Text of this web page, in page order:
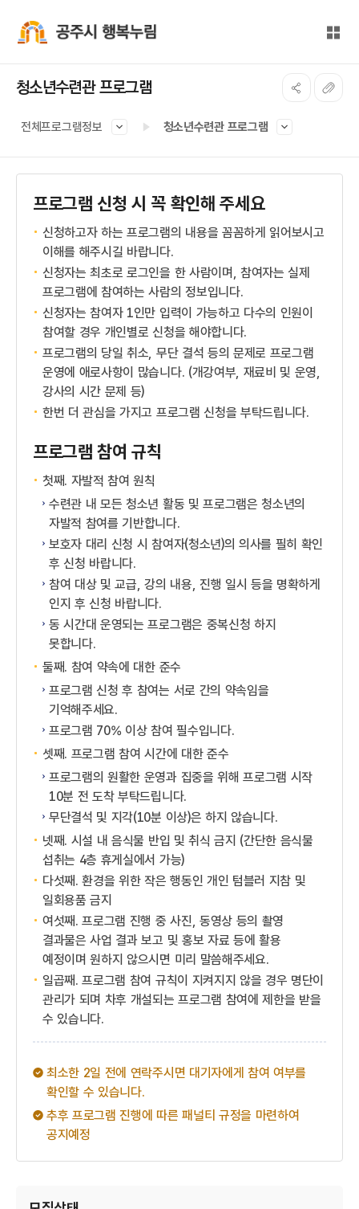
전체
청소년수련관 프로그램
전체프로그램정보 청소년수련관 프로그램
프로그램 신청 시 꼭 확인해 주세요
신청하고자 하는 프로그램의 내용을 꼼꼼하게 읽어보시고
이해를 해주시길 바랍니다.
신청자는 최초로 로그인을 한 사람이며, 참여자는 실제
프로그램에 참여하는 사람의 정보입니다.
신청자는 참여자 1인만 입력이 가능하고 다수의 인원이
참여할 경우 개인별로 신청을 해야합니다.
프로그램의 당일 취소, 무단 결석 등의 문제로 프로그램
운영에 애로사항이 많습니다. (개강여부, 재료비 및 운영,
강사의 시간 문제 등)
한번 더 관심을 가지고 프로그램 신청을 부탁드립니다.
프로그램 참여 규칙
첫째. 자발적 참여 원칙
수련관 내 모든 청소년 활동 및 프로그램은 청소년의
자발적 참여를 기반합니다.
보호자 대리 신청 시 참여자(청소년)의 의사를 필히 확인
후 신청 바랍니다.
참여 대상 및 교급, 강의 내용, 진행 일시 등을 명확하게
인지 후 신청 바랍니다.
동 시간대 운영되는 프로그램은 중복신청 하지
못합니다.
둘째. 참여 약속에 대한 준수
프로그램 신청 후 참여는 서로 간의 약속임을
기억해주세요.
프로그램 70% 이상 참여 필수입니다.
셋째. 프로그램 참여 시간에 대한 준수
프로그램의 원활한 운영과 집중을 위해 프로그램 시작
10분 전 도착 부탁드립니다.
무단결석 및 지각(10분 이상)은 하지 않습니다.
넷째. 시설 내 음식물 반입 및 취식 금지 (간단한 음식물
섭취는 4층 휴게실에서 가능)
다섯째. 환경을 위한 작은 행동인 개인 텀블러 지참 및
일회용품 금지
여섯째. 프로그램 진행 중 사진, 동영상 등의 촬영
결과물은 사업 결과 보고 및 홍보 자료 등에 활용
예정이며 원하지 않으시면 미리 말씀해주세요.
일곱째. 프로그램 참여 규칙이 지켜지지 않을 경우 명단이
관리가 되며 차후 개설되는 프로그램 참여에 제한을 받을
수 있습니다.
최소한 2일 전에 연락주시면 대기자에게 참여 여부를
확인할 수 있습니다.
추후 프로그램 진행에 따른 패널티 규정을 마련하여
공지예정